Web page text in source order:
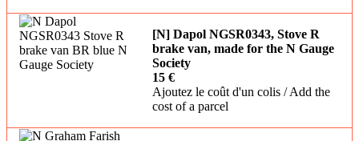
[N] Dapol NGSR0343, Stove R
brake van, made for the N Gauge
Society
15 €
Ajoutez le coût d'un colis / Add the
cost of a parcel